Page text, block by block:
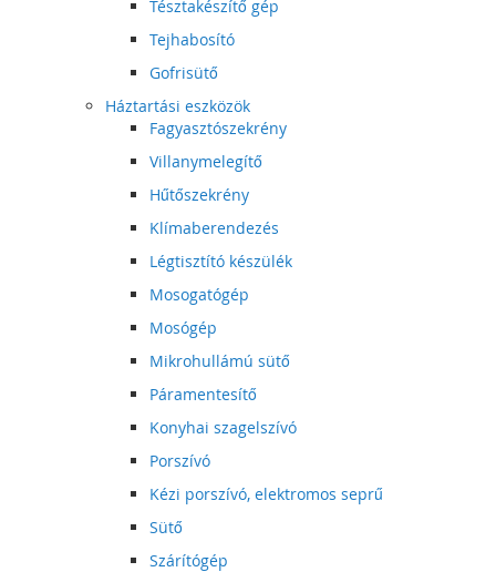
Tésztakészítő gép
Tejhabosító
Gofrisütő
Háztartási eszközök
Fagyasztószekrény
Villanymelegítő
Hűtőszekrény
Klímaberendezés
Légtisztító készülék
Mosogatógép
Mosógép
Mikrohullámú sütő
Páramentesítő
Konyhai szagelszívó
Porszívó
Kézi porszívó, elektromos seprű
Sütő
Szárítógép